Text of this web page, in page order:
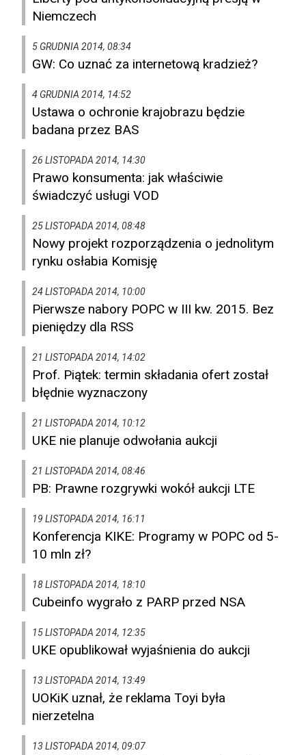
Niemczech
5 GRUDNIA 2014, 08:34
GW: Co uznać za internetową kradzież?
4 GRUDNIA 2014, 14:52
Ustawa o ochronie krajobrazu będzie
badana przez BAS
26 LISTOPADA 2014, 14:30
Prawo konsumenta: jak właściwie
świadczyć usługi VOD
25 LISTOPADA 2014, 08:48
Nowy projekt rozporządzenia o jednolitym
rynku osłabia Komisję
24 LISTOPADA 2014, 10:00
Pierwsze nabory POPC w III kw. 2015. Bez
pieniędzy dla RSS
21 LISTOPADA 2014, 14:02
Prof. Piątek: termin składania ofert został
błędnie wyznaczony
21 LISTOPADA 2014, 10:12
UKE nie planuje odwołania aukcji
21 LISTOPADA 2014, 08:46
PB: Prawne rozgrywki wokół aukcji LTE
19 LISTOPADA 2014, 16:11
Konferencja KIKE: Programy w POPC od 5-
10 mln zł?
18 LISTOPADA 2014, 18:10
Cubeinfo wygrało z PARP przed NSA
15 LISTOPADA 2014, 12:35
UKE opublikował wyjaśnienia do aukcji
13 LISTOPADA 2014, 13:49
UOKiK uznał, że reklama Toyi była
nierzetelna
13 LISTOPADA 2014, 09:07